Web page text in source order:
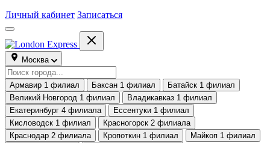
Личный кабинет Записаться
Москва
Армавир 1 филиал Баксан 1 филиал Батайск 1 филиал
Великий Новгород 1 филиал Владикавказ 1 филиал
Екатеринбург 4 филиала Ессентуки 1 филиал
Кисловодск 1 филиал Красногорск 2 филиала
Краснодар 2 филиала Кропоткин 1 филиал Майкоп 1 филиал